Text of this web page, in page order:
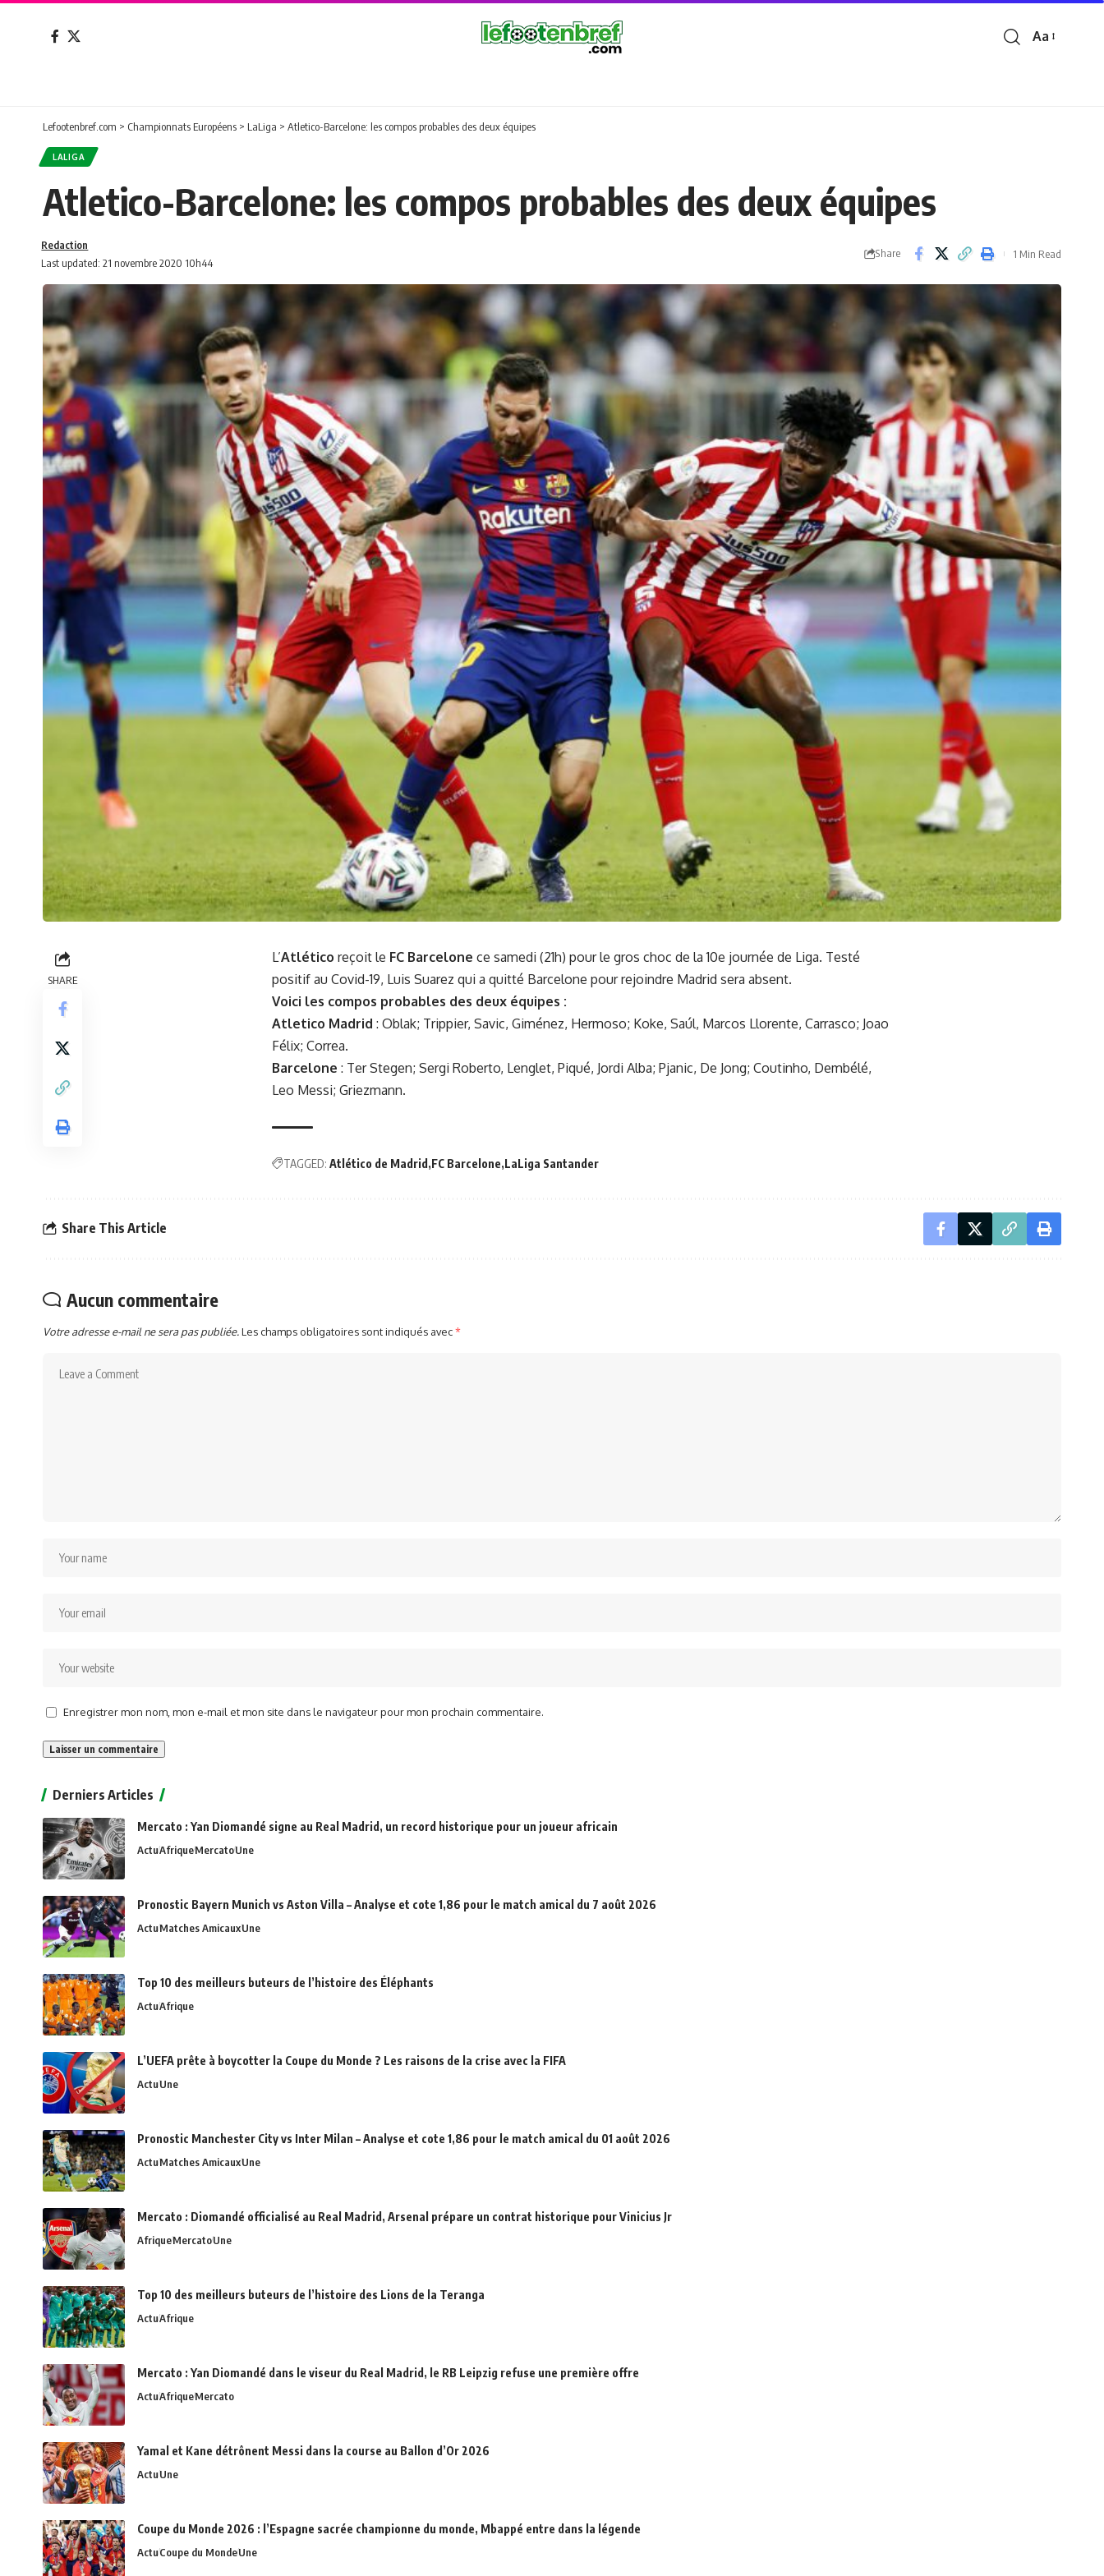
Font
Aa
Lefootenbref.com > Championnats Européens > LaLiga > Atletico-Barcelone: les compos probables des deux équipes
LALIGA
Atletico-Barcelone: les compos probables des deux équipes
Last updated: 21 novembre 2020 10h44
Redaction
Share 1 Min Read
SHARE
L’Atlético reçoit le FC Barcelone ce samedi (21h) pour le gros choc de la 10e journée de Liga. Testé
positif au Covid-19, Luis Suarez qui a quitté Barcelone pour rejoindre Madrid sera absent.
Voici les compos probables des deux équipes :
Atletico Madrid : Oblak; Trippier, Savic, Giménez, Hermoso; Koke, Saúl, Marcos Llorente, Carrasco; Joao
Félix; Correa.
Barcelone : Ter Stegen; Sergi Roberto, Lenglet, Piqué, Jordi Alba; Pjanic, De Jong; Coutinho, Dembélé,
Leo Messi; Griezmann.
TAGGED: Atlético de Madrid FC Barcelone LaLiga Santander
Share This Article
Aucun commentaire
Votre adresse e-mail ne sera pas publiée.Les champs obligatoires sont indiqués avec*
Enregistrer mon nom, mon e-mail et mon site dans le navigateur pour mon prochain commentaire.
Derniers Articles
Mercato : Yan Diomandé signe au Real Madrid, un record historique pour un joueur africain
ActuAfriqueMercatoUne
Pronostic Bayern Munich vs Aston Villa – Analyse et cote 1,86 pour le match amical du 7 août 2026
ActuMatches AmicauxUne
Top 10 des meilleurs buteurs de l’histoire des Éléphants
ActuAfrique
L’UEFA prête à boycotter la Coupe du Monde ? Les raisons de la crise avec la FIFA
ActuUne
Pronostic Manchester City vs Inter Milan – Analyse et cote 1,86 pour le match amical du 01 août 2026
ActuMatches AmicauxUne
Mercato : Diomandé officialisé au Real Madrid, Arsenal prépare un contrat historique pour Vinicius Jr
AfriqueMercatoUne
Top 10 des meilleurs buteurs de l’histoire des Lions de la Teranga
ActuAfrique
Mercato : Yan Diomandé dans le viseur du Real Madrid, le RB Leipzig refuse une première offre
ActuAfriqueMercato
Yamal et Kane détrônent Messi dans la course au Ballon d’Or 2026
ActuUne
Coupe du Monde 2026 : l’Espagne sacrée championne du monde, Mbappé entre dans la légende
ActuCoupe du MondeUne